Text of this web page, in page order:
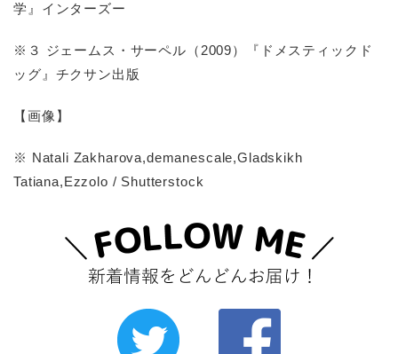
学』インターズー
※３ ジェームス・サーペル（2009）『ドメスティックド
ッグ』チクサン出版
【画像】
※ Natali Zakharova,demanescale,Gladskikh
Tatiana,Ezzolo / Shutterstock